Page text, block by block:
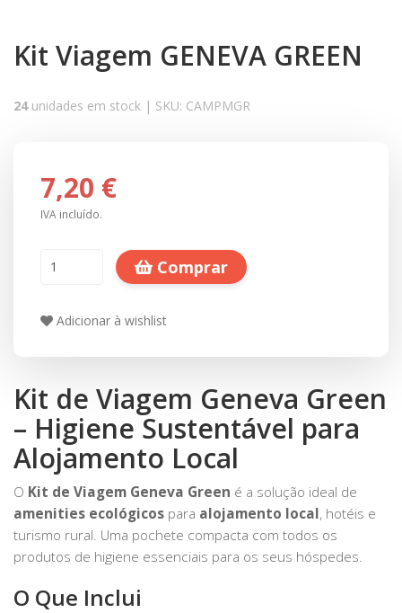
Kit Viagem GENEVA GREEN
24unidades em stock | SKU: CAMPMGR
7,20 €
IVA incluído.
Comprar
Adicionar à wishlist
Kit de Viagem Geneva Green
– Higiene Sustentável para
Alojamento Local
O Kit de Viagem Geneva Green é a solução ideal de
amenities ecológicos para alojamento local, hotéis e
turismo rural. Uma pochete compacta com todos os
produtos de higiene essenciais para os seus hóspedes.
O Que Inclui